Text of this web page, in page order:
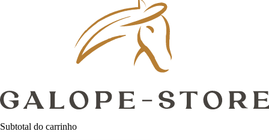
Subtotal do carrinho